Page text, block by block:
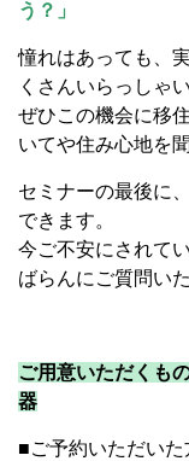
う？」
憧れはあっても、
くさんいらっしゃ
ぜひこの機会に移
いてや住み心地を
セミナーの最後に
できます。
今ご不安にされて
ばらんにご質問い
ご用意いただくも
器
■ご予約いただい